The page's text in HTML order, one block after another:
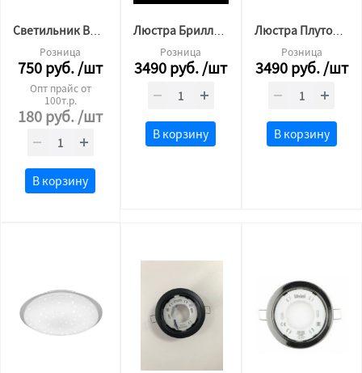
Розница
750руб./шт
Опт прайс от
100т.р.
180руб./шт
В корзину
Розница
3490руб./шт
В корзину
Люстра Плутон 36w*2 ПДУ пульт (72вт основание 45см, по плафону 49см)
Розница
3490руб./шт
В корзину